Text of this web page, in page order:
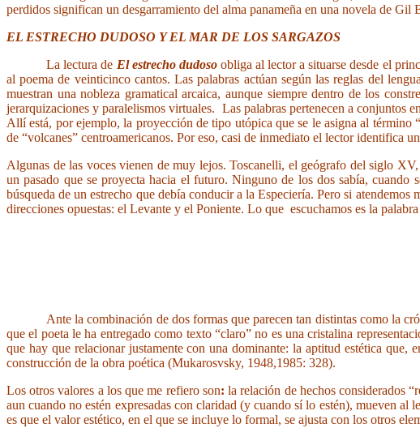
perdidos significan un desgarramiento del alma panameña en una novela de Gil
EL ESTRECHO DUDOSO Y EL MAR DE LOS SARGAZOS
La lectura de El estrecho dudosoobliga al lector a situarse desde el
al poema de veinticinco cantos. Las palabras actúan según las reglas del
muestran una nobleza gramatical arcaica, aunque siempre dentro de los
jerarquizaciones y paralelismos virtuales. Las palabras pertenecen a conjuntos
Allí está, por ejemplo, la proyección de tipo utópica que se le asigna al
de “volcanes” centroamericanos. Por eso, casi de inmediato el lector identifica
Algunas de las voces vienen de muy lejos. Toscanelli, el geógrafo del siglo
un pasado que se proyecta hacia el futuro. Ninguno de los dos sabía, cuando
búsqueda de un estrecho que debía conducir a la Especiería. Pero si
direcciones opuestas: el Levante y el Poniente. Lo que escuchamos es la
Ante la combinación de dos formas que parecen tan distintas como la
que el poeta le ha entregado como texto “claro” no es una cristalina
que hay que relacionar justamente con una dominante: la aptitud estética
construcción de la obra poética (Mukarosvsky, 1948,1985: 328).
Los otros valores a los que me refiero son:la relación de hechos considerados
aun cuando no estén expresadas con claridad (y cuando sí lo estén), mueven
es que el valor estético, en el que se incluye lo formal, se ajusta con los otros